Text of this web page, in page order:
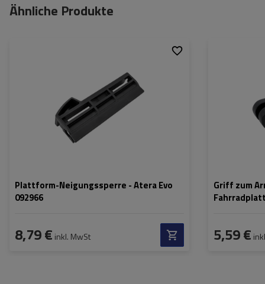
Ähnliche Produkte
Plattform-Neigungssperre - Atera Evo
092966
8,79 € inkl. MwSt
Griff zum
5,59 €